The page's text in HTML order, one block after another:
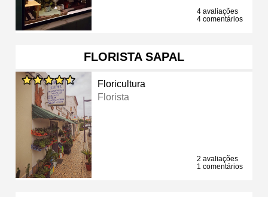
4 avaliações
4 comentários
FLORISTA SAPAL
Floricultura
Florista
2 avaliações
1 comentários